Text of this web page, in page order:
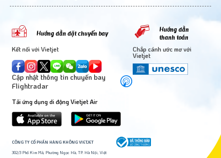
Hướng dẫn đặt chuyến bay
Hướng dẫn
thanh toán
Kết nối với Vietjet
Cập nhật thông tin chuyến bay
Flightradar
Chắp cánh ước mơ với
Vietjet
Tải ứng dụng di động Vietjet Air
CÔNG TY CỔ PHẦN HÀNG KHÔNG VIETJET
302/3 Phố Kim Mã, Phường Ngọc Hà, TP. Hà Nội, Việt